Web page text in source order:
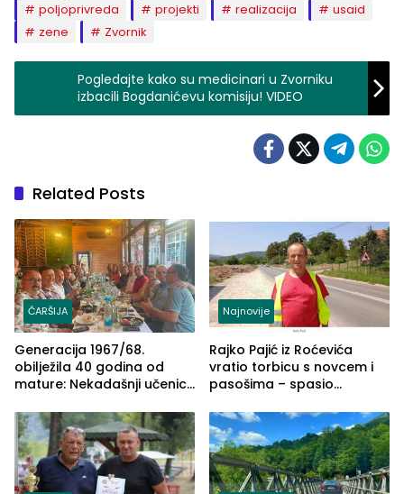
poljoprivreda
projekti realizacija
usaid
zene
Zvornik
Pogledajte kako su medicinari u Zvorniku
izbacili Bogdanićevu komisiju! VIDEO
Related Posts
ČARŠIJA
Generacija 1967/68.
obilježila 40 godina od
mature: Nekadašnji učenici
(FOTO)
Najnovije
Rajko Pajić iz Roćevića
vratio torbicu s novcem i
pasošima – spasio
Grčkoj